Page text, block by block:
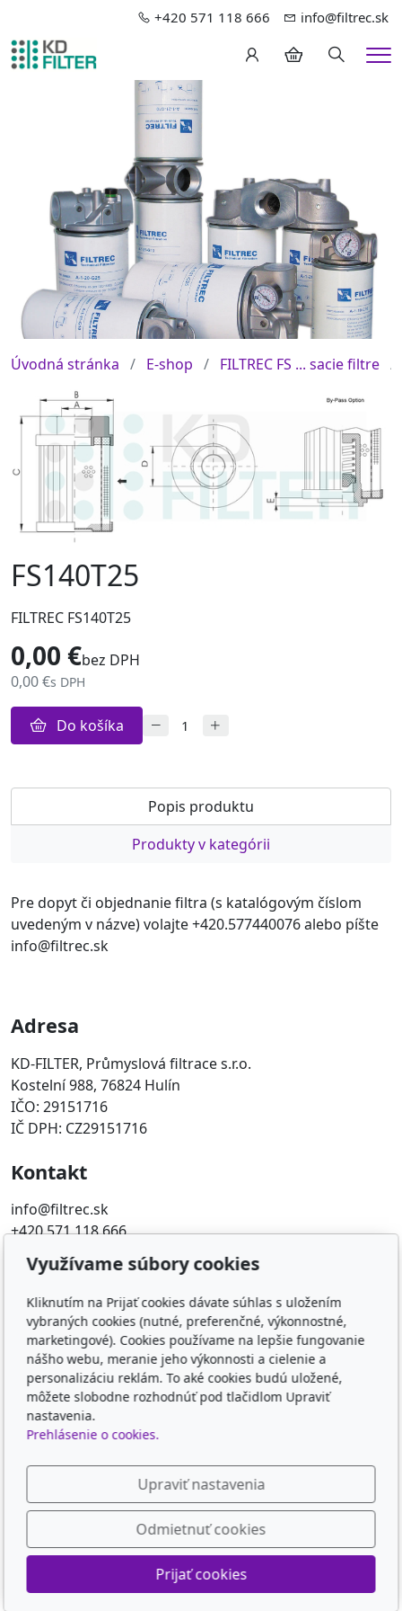
+420 571 118 666 info@filtrec.sk
Hledání
Úvodná stránka E-shop FILTREC FS ... sacie filtre
FS140T25
FILTREC FS140T25
0,00 €bez DPH
0,00 €s DPH
Do košíka
Popis produktu
Produkty v kategórii
Pre dopyt či objednanie filtra (s katalógovým číslom
uvedeným v názve) volajte +420.577440076 alebo píšte
info@filtrec.sk
Adresa
KD-FILTER, Průmyslová filtrace s.r.o.
Kostelní 988, 76824 Hulín
IČO: 29151716
IČ DPH: CZ29151716
Kontakt
info@filtrec.sk
+420 571 118 666
Obľúbené odkazy
FILTR-FILTRY.CZ
FILTER-FILTERS.EU
KD-FILTER
KD-FILTER, Průmyslová filtrace s.r.o. - HYDRAULICKÉ
FILTRY, PRŮM
Sledujte nás
© 2026KD-FILTER, Průmyslová filtrace s.r.o.
PoháňanýinPages AI
Využívame súbory cookies
Kliknutím na Prijať cookies dávate súhlas s uložením
vybraných cookies (nutné, preferenčné, výkonnostné,
marketingové). Cookies používame na lepšie fungovanie
nášho webu, meranie jeho výkonnosti a cielenie a
personalizáciu reklám. To aké cookies budú uložené,
môžete slobodne rozhodnúť pod tlačidlom Upraviť
nastavenia.
Prehlásenie o cookies.
Upraviť nastavenia
Odmietnuť cookies
Prijať cookies